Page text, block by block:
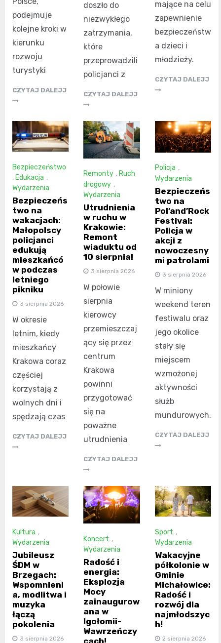
podejmuje
kolejne kroki w
kierunku
rozwoju
turystyki
CZYTAJ DALEJJ
doszło do
niezwykłego
zatrzymania,
które
przeprowadzili
policjanci z
CZYTAJ DALEJJ
mające na celu
zapewnienie
bezpieczeństw
a dzieci i
młodzieży.
CZYTAJ DALEJJ
Bezpieczeństwo
, Edukacja ,
Wydarzenia
Bezpieczeńs
two na
wakacjach:
Małopolscy
policjanci
edukują
mieszkańcó
w podczas
letniego
pikniku
3 sierpnia 2026
W okresie
letnim, kiedy
mieszkańcy
Krakowa coraz
częściej
korzystają z
wolnych dni i
spędzają czas
CZYTAJ DALEJJ
Remonty , Ruch
drogowy ,
Wydarzenia
Utrudnienia
w ruchu w
Krakowie:
Remont
wiaduktu od
10 sierpnia!
3 sierpnia 2026
W połowie
sierpnia
kierowcy
przemieszczaj
ący się przez
centrum
Krakowa
powinni
przygotować
się na
poważne
utrudnienia
CZYTAJ DALEJJ
Policja ,
Wydarzenia
Bezpieczeńs
two na
Pol’and’Rock
Festival:
Policja w
akcji z
nowoczesny
mi patrolami
3 sierpnia 2026
W miniony
weekend teren
festiwalu oraz
jego okolice
stały się
miejscem
wzmożonej
aktywności
służb
mundurowych.
CZYTAJ DALEJJ
Kultura ,
Wydarzenia
Jubileusz
ŚDM w
Brzegach:
Wspomnieni
a, modlitwa i
muzyka
łączą
pokolenia
3 sierpnia 2026
Koncert ,
Wydarzenia
Radość i
energia:
Eksplozja
Mocy
zainaugurow
ana w
Igołomii-
Wawrzeńczy
Sport ,
Wydarzenia
Wakacyjne
półkolonie w
Gminie
Michałowice:
Radość i
rozwój dla
najmłodszyc
h!
2 sierpnia 2026